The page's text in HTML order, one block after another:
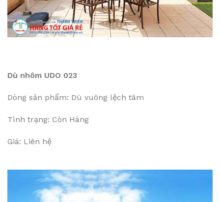
Dù nhôm UDO 023
Dòng sản phẩm: Dù vuông lệch tâm
Tình trạng: Còn Hàng
Giá: Liên hệ